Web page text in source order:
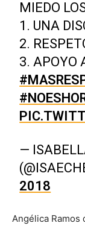
MIEDO
1. UNA
2.
3. APOYO
—
2018
Angélica Ramos